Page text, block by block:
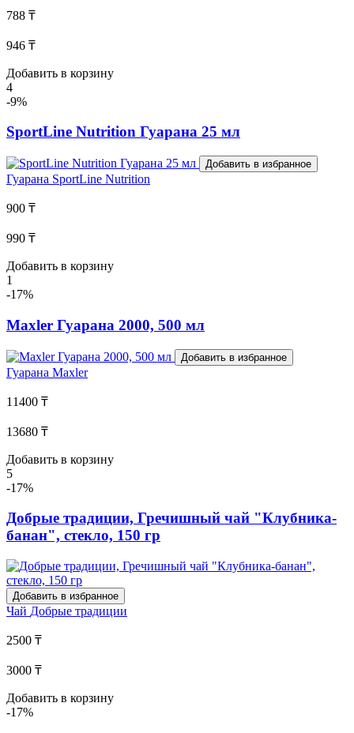
788 ₸
946 ₸
Добавить в корзину
4
-9%
SportLine Nutrition Гуарана 25 мл
Добавить в избранное
Гуарана SportLine Nutrition
900 ₸
990 ₸
Добавить в корзину
1
-17%
Maxler Гуарана 2000, 500 мл
Добавить в избранное
Гуарана Maxler
11400 ₸
13680 ₸
Добавить в корзину
5
-17%
Добрые традиции, Гречишный чай "Клубника-
банан", стекло, 150 гр
Добавить в избранное
Чай Добрые традиции
2500 ₸
3000 ₸
Добавить в корзину
-17%